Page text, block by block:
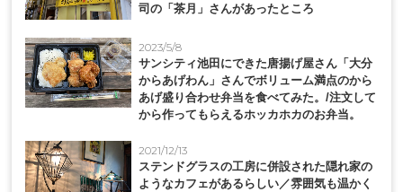
司の「茶月」さんがあったところ
2023/5/8
サンシティ池田にできた唐揚げ屋さん「大分
からあげわん」さんでボリューム満点のから
あげ盛り合わせ弁当を食べてみた。/注文して
から作ってもらえるホッカホカのお弁当。
2021/12/13
ステンドグラスの工房に併設された隠れ家の
ようなカフェがあるらしい／雰囲気も温かく